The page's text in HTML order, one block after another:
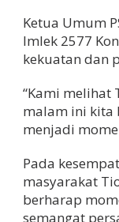
Ketua Umum
Imlek 2577
kekuatan dan
“Kami melihat
malam ini kita
menjadi
Pada
masyarakat
berharap
semangat